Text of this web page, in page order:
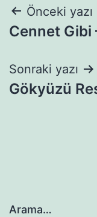
Yazı
Önceki yazı
Cennet Gibi
Sonraki yazı
Gökyüzü
Arama…